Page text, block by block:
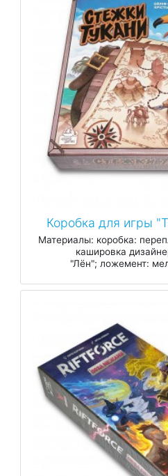
Коробка для игры
Материалы: коробка:
кашировка
"Лён"; ложемент: